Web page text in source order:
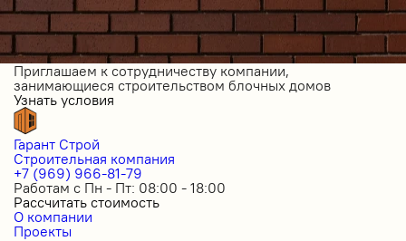
Приглашаем к сотрудничеству компании,
занимающиеся строительством блочных домов
Узнать условия
Гарант Строй
Строительная компания
+7 (969) 966-81-79
Работам с Пн - Пт: 08:00 - 18:00
Рассчитать стоимость
О компании
Проекты